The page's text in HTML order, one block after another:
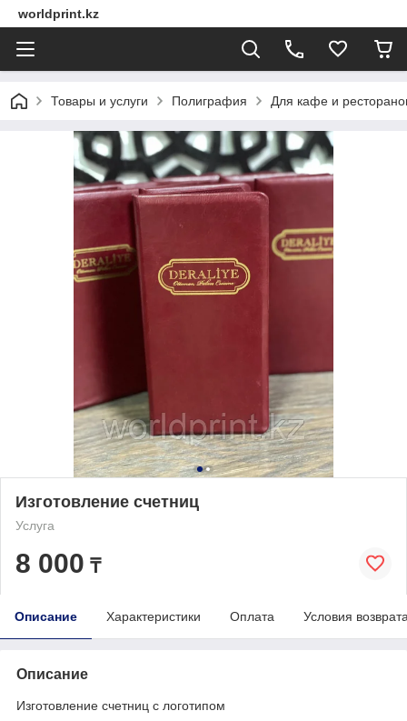
worldprint.kz
Товары и услуги Полиграфия Для кафе и
Изготовление счетниц
Услуга
8 000 ₸
Описание Характеристики Оплата Условия
Описание
Изготовление счетниц с логотипом